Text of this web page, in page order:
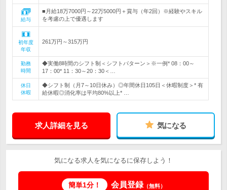
給与
■月給18万7000円～22万5000円＋賞与（年2回）※経験やスキル
を考慮の上で優遇します
初年度
年収
261万円～315万円
勤務
時間
◆実働8時間のシフト制＜シフトパターン＞※一例* 08：00～
17：00* 11：30～20：30＜…
休日
休暇
◆シフト制（月7～10日休み）◎年間休日105日＜休暇制度＞* 有
給休暇◎消化率は平均80%以上* …
求人詳細を見る 気になる
気になる求人を気になるに保存しよう！
簡単1分！ 会員登録（無料）